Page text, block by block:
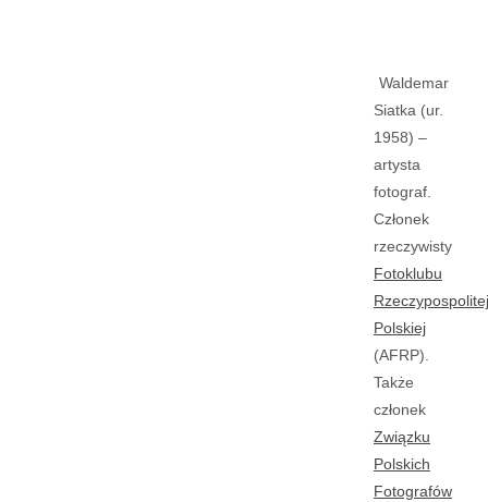
Waldemar
Siatka (ur.
1958) –
artysta
fotograf.
Członek
rzeczywisty
Fotoklubu
Rzeczypospolitej
Polskiej
(AFRP).
Także
członek
Związku
Polskich
Fotografów